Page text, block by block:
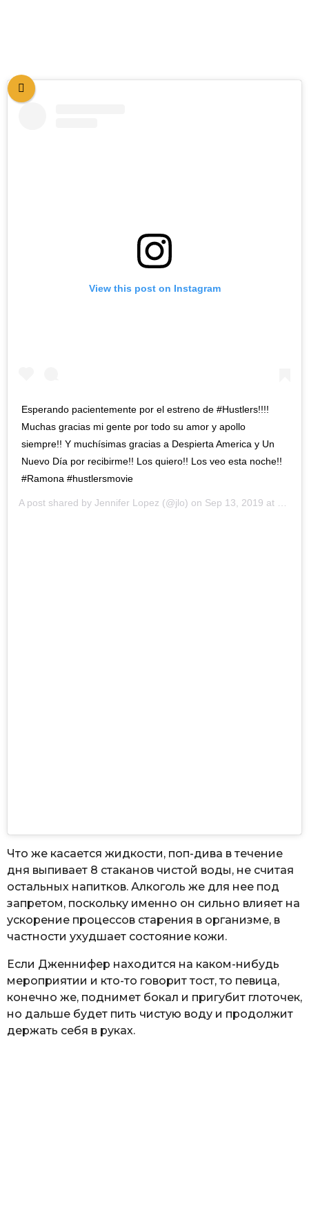
View this post on Instagram
Esperando pacientemente por el estreno de #Hustlers!!!!
Muchas gracias mi gente por todo su amor y apollo
siempre!! Y muchísimas gracias a Despierta America y Un
Nuevo Día por recibirme!! Los quiero!! Los veo esta noche!!
#Ramona #hustlersmovie
A post shared by Jennifer Lopez (@jlo) on Sep 13, 2019 at 10:01am PDT
Что же касается жидкости, поп-дива в течение
дня выпивает 8 стаканов чистой воды, не считая
остальных напитков. Алкоголь же для нее под
запретом, поскольку именно он сильно влияет на
ускорение процессов старения в организме, в
частности ухудшает состояние кожи.
Если Дженнифер находится на каком-нибудь
мероприятии и кто-то говорит тост, то певица,
конечно же, поднимет бокал и пригубит глоточек,
но дальше будет пить чистую воду и продолжит
держать себя в руках.